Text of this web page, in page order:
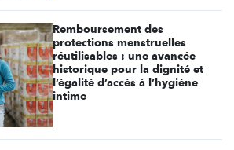
Remboursement des
protections menstruelles
réutilisables : une avancée
historique pour la dignité et
l’égalité d’accès à l’hygiène
intime